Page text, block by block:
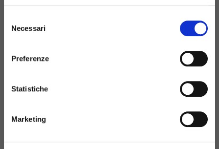
delNecessari
Preferenze
Statistiche
Marketing
CONTATTACI
+39 081 506 2506
S.S. APPIA KM 192,500 – 81052
PIGNATARO MAGGIORE (CE)